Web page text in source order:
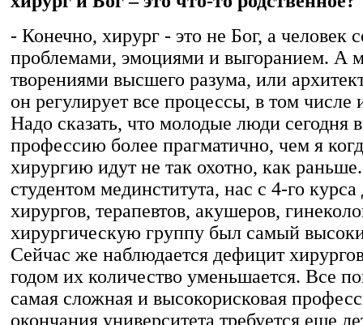
- Конечно, хирург - это не Бог, а человек
проблемами, эмоциями и выгоранием. А
творениями высшего разума, или
он регулирует все процессы, в том числе
Надо сказать, что молодые люди сегодня
профессию более прагматично, чем я
хирургию идут не так охотно, как
студентом мединститута, нас с 4-го
хирургов, терапевтов, акушеров,
хирургическую группу был самый
Сейчас же наблюдается дефицит
годом их количество уменьшается. Все
самая сложная и высокорисковая
окончания университета требуется еще